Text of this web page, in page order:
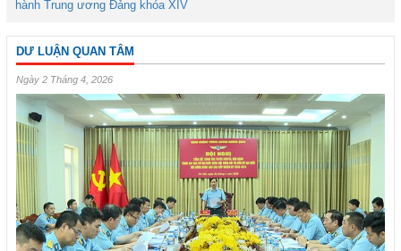
hành Trung ương Đảng khóa XIV
DƯ LUẬN QUAN TÂM
Ngày 2 Tháng 4, 2026